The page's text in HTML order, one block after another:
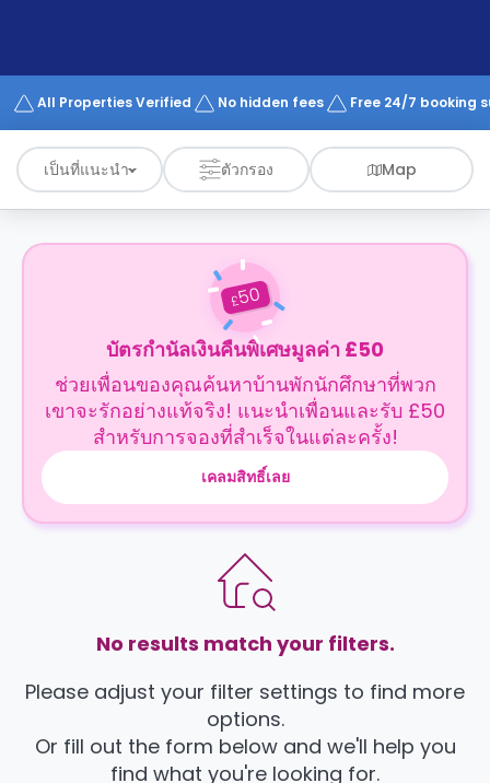
Works
All Properties Verified No hidden fees Free 24/7 booking
เป็นที่แนะนำ ตัวกรอง Map
£50
บัตรกำนัลเงินคืนพิเศษมูลค่า £50
ช่วยเพื่อนของคุณค้นหาบ้านพักนักศึกษาที่พวก
เขาจะรักอย่างแท้จริง! แนะนำเพื่อนและรับ £50
สำหรับการจองที่สำเร็จในแต่ละครั้ง!
เคลมสิทธิ์เลย
No results match your filters.
Please adjust your filter settings to find more
options.
Or fill out the form below and we'll help you
find what you're looking for.